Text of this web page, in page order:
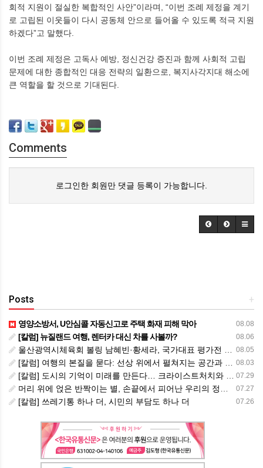
회적 지원이 절실한 복합적인 사안”이라며, “이번 조례 제정을 계기
로 고립된 이웃들이 다시 공동체 안으로 들어올 수 있도록 적극 지원
하겠다”고 말했다.
이번 조례 제정은 고독사 예방, 정신건강 증진과 함께 사회적 고립
문제에 대한 종합적인 대응 전략의 일환으로, 복지사각지대 해소에
큰 역할을 할 것으로 기대된다.
Comments
로그인한 회원만 댓글 등록이 가능합니다.
+
Posts
08.08
영양소방서, U안심콜 자동신고로 주택 화재 피해 막아
08.06
[칼럼] 뉴질랜드 여행, 렌터카 대신 차를 사볼까?
08.05
울산광역시체육회 볼링 남혜빈·황세라, 국가대표 평가전 통과… ‘아시아선수권 출전’
08.03
[칼럼] 여행의 본질을 묻다: 선상 위에서 펼쳐지는 공간과 사람, 그리고 미식의 미학
07.29
[칼럼] 도시의 기억이 미래를 만든다… 크라이스트처치와 한국 도시가 주는 교훈
07.27
머리 위에 얹은 반짝이는 별, 손끝에서 피어난 우리의 정체성
07.26
[칼럼] 쓰레기통 하나 더, 시민의 부담도 하나 더